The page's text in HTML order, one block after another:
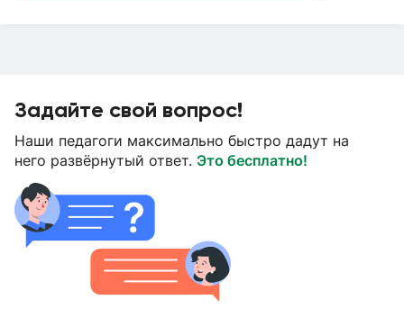
Задайте свой вопрос!
Наши педагоги максимально быстро дадут на
него развёрнутый ответ. Это бесплатно!